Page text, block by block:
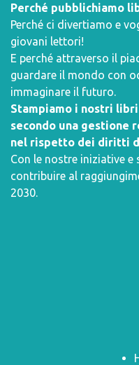
Perché pubblichiamo
Perché ci divertiamo e
giovani lettori!
E perché attraverso il
guardare il mondo con
immaginare il futuro.
Stampiamo i nostri
secondo una gestione
nel rispetto dei diritti
Con le nostre iniziative
contribuire al
2030.